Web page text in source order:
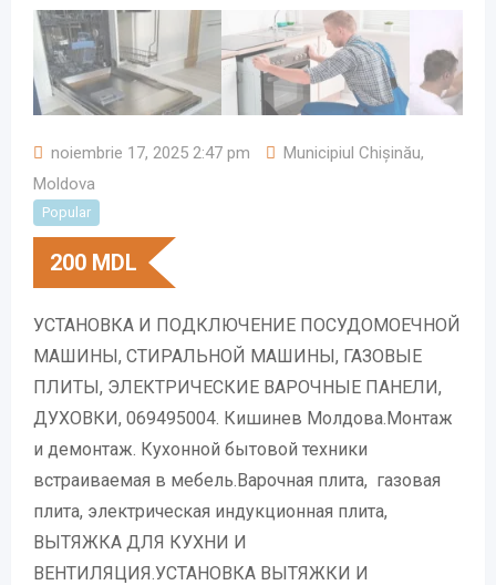
noiembrie 17, 2025 2:47 pm Municipiul Chișinău,
Moldova
Popular
200 MDL
УСТАНОВКА И ПОДКЛЮЧЕНИЕ ПОСУДОМОЕЧНОЙ
МАШИНЫ, СТИРАЛЬНОЙ МАШИНЫ, ГАЗОВЫЕ
ПЛИТЫ, ЭЛЕКТРИЧЕСКИЕ ВАРОЧНЫЕ ПАНЕЛИ,
ДУХОВКИ, 069495004. Кишинев Молдова.Монтаж
и демонтаж. Кухонной бытовой техники
встраиваемая в мебель.Варочная плита, газовая
плита, электрическая индукционная плита,
ВЫТЯЖКА ДЛЯ КУХНИ И
ВЕНТИЛЯЦИЯ.УСТАНОВКА ВЫТЯЖКИ И